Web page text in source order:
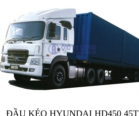
ĐẦU KÉO HYUNDAI HD450 45T